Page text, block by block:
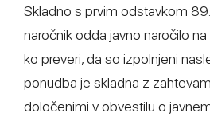
Skladno s prvim odstavkom
naročnik odda javno naročilo
ko preveri, da so izpolnjeni
ponudba je skladna z
določenimi v obvestilu o